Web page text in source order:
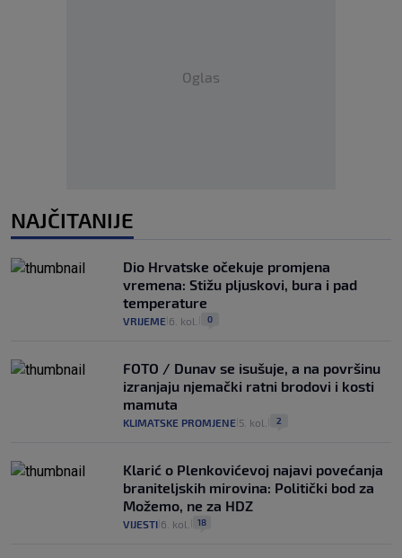
Oglas
NAJČITANIJE
Dio Hrvatske očekuje promjena
vremena: Stižu pljuskovi, bura i pad
temperature
VRIJEME 6. kol. 0
FOTO / Dunav se isušuje, a na površinu
izranjaju njemački ratni brodovi i kosti
mamuta
KLIMATSKE PROMJENE 5. kol. 2
Klarić o Plenkovićevoj najavi povećanja
braniteljskih mirovina: Politički bod za
Možemo, ne za HDZ
VIJESTI 6. kol. 18